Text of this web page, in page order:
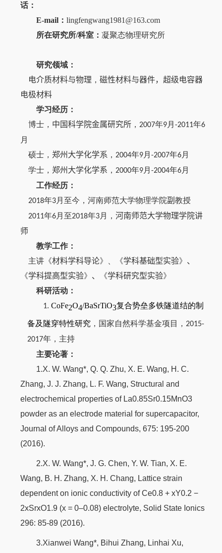
话：
E-mail： lingfengwang1981@163.com
所在研究所/科室： 凝聚态物理研究所
研究领域：
电介质材料与物理 ， 磁性材料与器件，超级电容器
电极材料
学习经历：
博士， 中国科学院金属研究所， 2007年9月 -2011年6
月
硕士， 郑州大学化学系， 2004年9月 -2007年6月
学士， 郑州大学化学系 ， 2000年9月 -2004年6月
工作经历：
2018年3月至今，河南师范大学物理学院副 教授
2011年6月至2018年3月， 河南师范大学物理学院讲
师
教学工作：
主讲《材料学科导论》、《学科基础型实验》 、
《学科提高型实验》 、 《学科研究型实验》
科研活动：
1. CoFe2O4/BaSrTiO3复合势垒多铁隧道结的制
备及隧穿特性研究 ，国家自然科学基金项目， 2015-
2017年，主持
主要论著：
1.X. W. Wang*, Q. Q. Zhu, X. E. Wang, H. C.
Zhang, J. J. Zhang, L. F. Wang, Structural and
electrochemical properties of La0.85Sr0.15MnO3
powder as an electrode material for supercapacitor,
Journal of Alloys and Compounds, 675: 195-200
(2016).
2.X. W. Wang*, J. G. Chen, Y. W. Tian, X. E.
Wang, B. H. Zhang, X. H. Chang, Lattice strain
dependent on ionic conductivity of Ce0.8 + xY0.2 −
2xSrxO1.9 (x = 0–0.08) electrolyte, Solid State Ionics
296: 85-89 (2016).
3.Xianwei Wang*, Bihui Zhang, Linhai Xu,